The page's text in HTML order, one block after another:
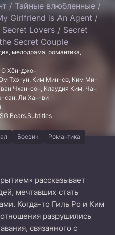
/ Тайные влюбленные /
Girlfriend is An Agent /
Lovers / Secret
Secret Couple
мелодрама, романтика,
О Хён-джон
Тхэ-ун, Ким Мин-со, Ким Ми-
Чхан-сон, Клаудия Ким, Чан
сан, Ли Хан-ви
Bears.Subtitles
Боевик
Романтика
рассказывает
мечтавших стать
Когда-то Гиль Ро и Ким
разрушились
связанного с